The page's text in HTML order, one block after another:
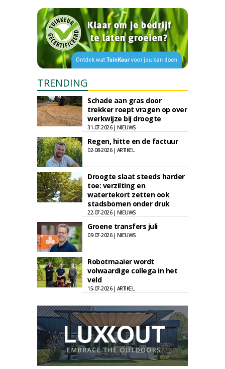
TRENDING
Schade aan gras door
trekker roept vragen op over
werkwijze bij droogte
31-07-2026 | NIEUWS
Regen, hitte en de factuur
02-08-2026 | ARTIKEL
Droogte slaat steeds harder
toe: verzilting en
watertekort zetten ook
stadsbomen onder druk
22-07-2026 | NIEUWS
Groene transfers juli
09-07-2026 | NIEUWS
Robotmaaier wordt
volwaardige collega in het
veld
15-07-2026 | ARTIKEL